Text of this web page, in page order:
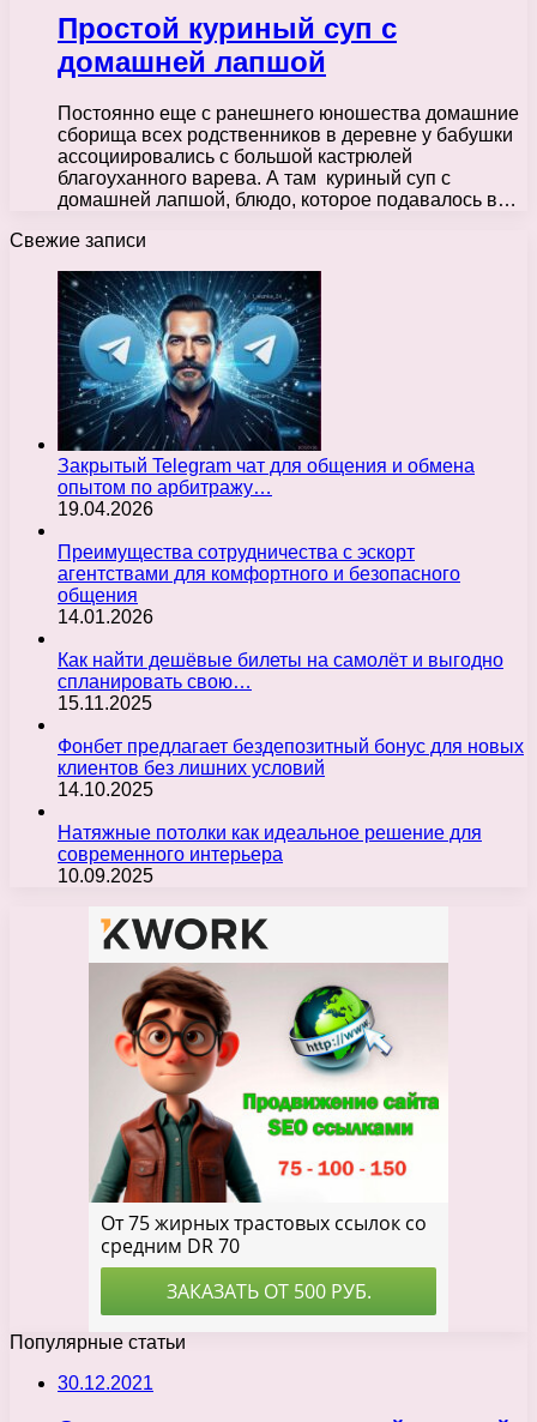
Простой куриный суп с
домашней лапшой
Постоянно еще с ранешнего юношества домашние
сборища всех родственников в деревне у бабушки
ассоциировались с большой кастрюлей
благоуханного варева. А там куриный суп с
домашней лапшой, блюдо, которое подавалось в…
Свежие записи
Закрытый Telegram чат для общения и обмена
опытом по арбитражу…
19.04.2026
Преимущества сотрудничества с эскорт
агентствами для комфортного и безопасного
общения
14.01.2026
Как найти дешёвые билеты на самолёт и выгодно
спланировать свою…
15.11.2025
Фонбет предлагает бездепозитный бонус для новых
клиентов без лишних условий
14.10.2025
Натяжные потолки как идеальное решение для
современного интерьера
10.09.2025
Популярные статьи
30.12.2021